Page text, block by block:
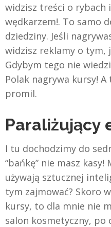
widzisz treści o rybach
wędkarzem!. To samo
dziedziny. Jeśli
widzisz reklamy o tym,
Gdybym tego nie
Polak nagrywa kursy!
promil.
Paraliżujący
I tu dochodzimy do
“bańkę” nie masz kasy!
używają sztucznej
tym zajmować? Skoro
kursy, to dla mnie nie
salon kosmetyczny, po